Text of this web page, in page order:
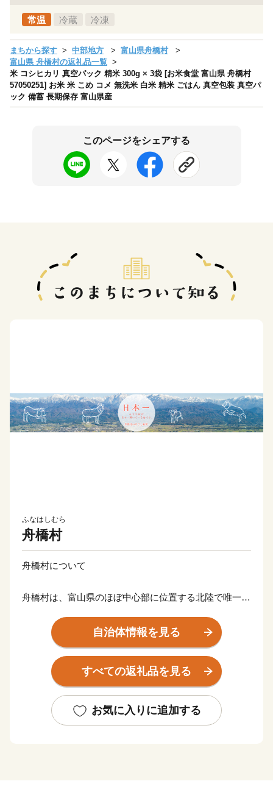
常温 冷蔵 冷凍
まちから探す 中部地方
富山県舟橋村
富山県 舟橋村の返礼品一覧
米 コシヒカリ 真空パック 精米 300g × 3袋 [お米食堂 富山県 舟橋村
57050251] お米 米 こめ コメ 無洗米 白米 精米 ごはん 真空包装 真空パ
ック 備蓄 長期保存 富山県産
このページをシェアする
ふなはしむら
舟橋村
舟橋村について
舟橋村は、富山県のほぼ中心部に位置する北陸で唯一の
主な産業は農業で、雄大な立山連峰からの伏流水と肥沃
な土壌を活かし、主にコシヒカリが生産されています。
近年では、子育て共助のまちづくりに挑戦。民間企業の
る「園むすびプロジェクト」の取り組みは、第34回都市
公園等コンクールにて最高賞である国土交通大臣賞を受
自治体情報を見る
すべての返礼品を見る
お気に入りに追加する